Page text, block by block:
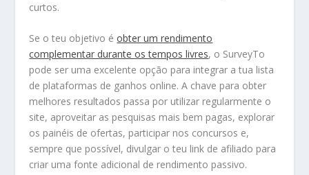
curtos.
Se o teu objetivo éobter um rendimento
complementar durante os tempos livres, o SurveyTo
pode ser uma excelente opção para integrar a tua lista
de plataformas de ganhos online. A chave para obter
melhores resultados passa por utilizar regularmente o
site, aproveitar as pesquisas mais bem pagas, explorar
os painéis de ofertas, participar nos concursos e,
sempre que possível, divulgar o teu link de afiliado para
criar uma fonte adicional de rendimento passivo.